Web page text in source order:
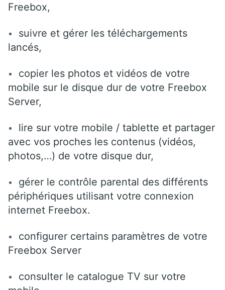
Freebox,
suivre et gérer les téléchargements
lancés,
copier les photos et vidéos de votre
mobile sur le disque dur de votre Freebox
Server,
lire sur votre mobile / tablette et partager
avec vos proches les contenus (vidéos,
photos,…) de votre disque dur,
gérer le contrôle parental des différents
périphériques utilisant votre connexion
internet Freebox.
configurer certains paramètres de votre
Freebox Server
consulter le catalogue TV sur votre